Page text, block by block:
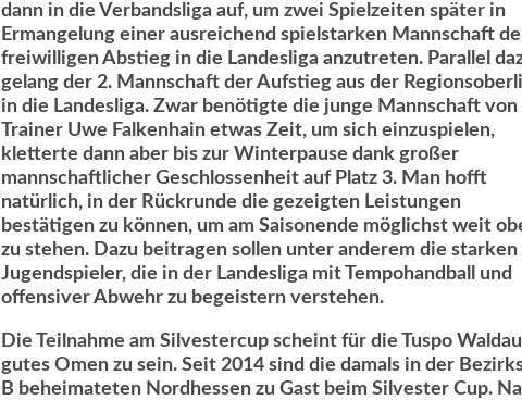
dann in die Verbandsliga auf, um zwei Spielzeiten später in
Ermangelung einer ausreichend spielstarken Mannschaft
freiwilligen Abstieg in die Landesliga anzutreten. Parallel
gelang der 2. Mannschaft der Aufstieg aus der
in die Landesliga. Zwar benötigte die junge Mannschaft von
Trainer Uwe Falkenhain etwas Zeit, um sich einzuspielen,
kletterte dann aber bis zur Winterpause dank großer
mannschaftlicher Geschlossenheit auf Platz 3. Man hofft
natürlich, in der Rückrunde die gezeigten Leistungen
bestätigen zu können, um am Saisonende möglichst weit
zu stehen. Dazu beitragen sollen unter anderem die starken
Jugendspieler, die in der Landesliga mit Tempohandball und
offensiver Abwehr zu begeistern verstehen.
Die Teilnahme am Silvestercup scheint für die Tuspo
gutes Omen zu sein. Seit 2014 sind die damals in der
B beheimateten Nordhessen zu Gast beim Silvester Cup.